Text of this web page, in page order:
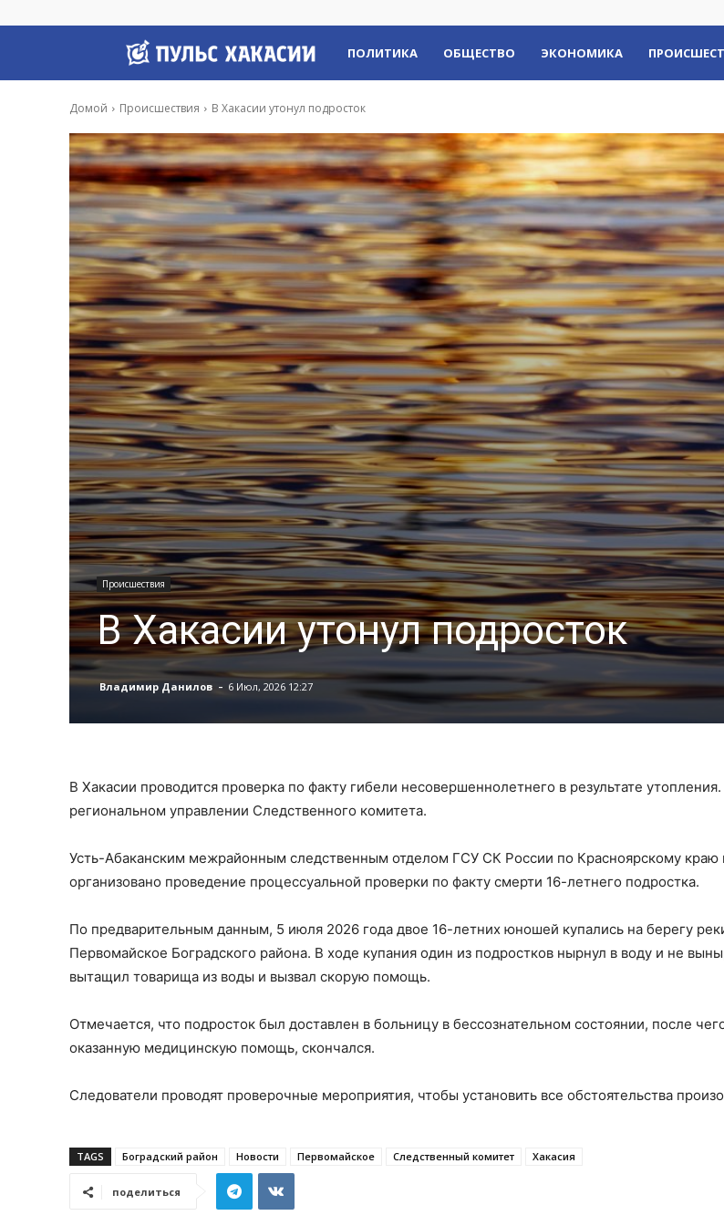
Пульс
Хакасии
ПОЛИТИКА ОБЩЕСТВО ЭКОНОМИКА
Домой Происшествия В Хакасии утонул подросток
Происшествия
В Хакасии утонул подросток
Владимир Данилов - 6 Июл, 2026 12:27
В Хакасии проводится проверка по факту гибели несовершеннолетнего в результате
региональном управлении Следственного комитета.
Усть-Абаканским межрайонным следственным отделом ГСУ СК России по Красноярскому краю
организовано проведение процессуальной проверки по факту смерти 16-летнего подростка.
По предварительным данным, 5 июля 2026 года двое 16-летних юношей купались на берегу
Первомайское Боградского района. В ходе купания один из подростков нырнул в воду и не
вытащил товарища из воды и вызвал скорую помощь.
Отмечается, что подросток был доставлен в больницу в бессознательном состоянии, после
оказанную медицинскую помощь, скончался.
Следователи проводят проверочные мероприятия, чтобы установить все обстоятельства
TAGS Боградский район Новости Первомайское Следственный комитет Хакасия
поделиться